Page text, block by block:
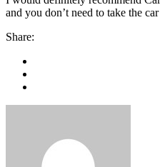
and you don’t need to take the
Share: